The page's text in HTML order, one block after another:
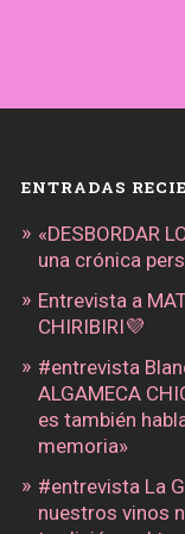
ENTRADAS
«DESBORDAR
una crónica
Entrevista a
CHIRIBIRI💜
#entrevista
ALGAMECA
es también
memoria»
#entrevista La
nuestros vinos